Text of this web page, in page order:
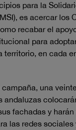
para la
es acercar los
recabar el
para
territorio, en cada
una
andaluzas
fachadas y harán
las redes sociales